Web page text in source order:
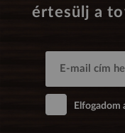
értesülj a
Elfogadom